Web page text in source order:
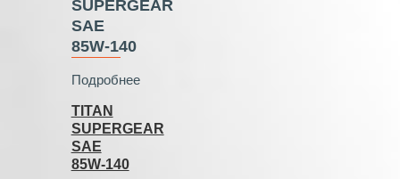
SUPERGEAR
SAE
85W‑140
Подробнее
TITAN
SUPERGEAR
SAE
85W‑140